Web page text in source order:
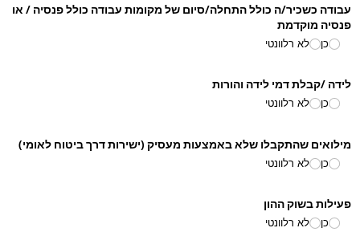
עבודה כשכיר/​ה כולל התחלה/​סיום של מקומות עבודה כולל פנסיה /​ או
פנסיה מוקדמת
כן לא רלוונטי
לידה /​קבלת דמי לידה והורות
כן לא רלוונטי
מילואים שהתקבלו שלא באמצעות מעסיק (ישירות דרך ביטוח לאומי)
כן לא רלוונטי
פעילות בשוק ההון
כן לא רלוונטי